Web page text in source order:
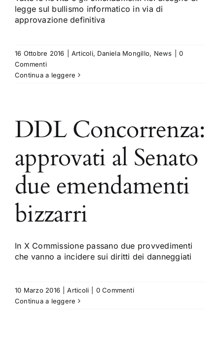
legge sul bullismo informatico in via di
approvazione definitiva
16 Ottobre 2016 Articoli, Daniela Mongillo, News
0
Commenti
Continua a leggere
DDL Concorrenza:
approvati al Senato
due emendamenti
bizzarri
In X Commissione passano due provvedimenti
che vanno a incidere sui diritti dei danneggiati
10 Marzo 2016 Articoli
0 Commenti
Continua a leggere